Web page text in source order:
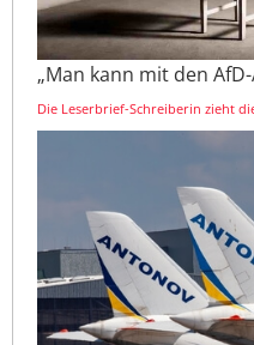
„Man kann mit den
Die Leserbrief-Schreiberin zieht